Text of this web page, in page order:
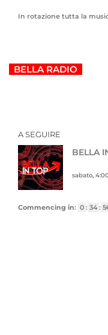
In rotazione tutta la
BELLA RADIO
A SEGUIRE
BELLA
sabato,
Commencing in: 0 : 34 :